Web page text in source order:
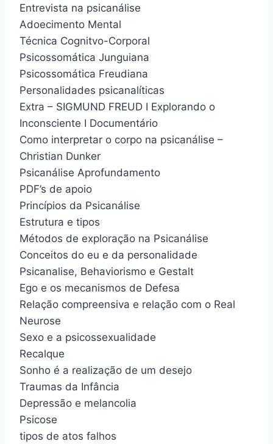
Entrevista na psicanálise
Adoecimento Mental
Técnica Cognitvo-Corporal
Psicossomática Junguiana
Psicossomática Freudiana
Personalidades psicanalíticas
Extra – SIGMUND FREUD I Explorando o
Inconsciente I Documentário
Como interpretar o corpo na psicanálise –
Christian Dunker
Psicanálise Aprofundamento
PDF’s de apoio
Princípios da Psicanálise
Estrutura e tipos
Métodos de exploração na Psicanálise
Conceitos do eu e da personalidade
Psicanalise, Behaviorismo e Gestalt
Ego e os mecanismos de Defesa
Relação compreensiva e relação com o Real
Neurose
Sexo e a psicossexualidade
Recalque
Sonho é a realização de um desejo
Traumas da Infância
Depressão e melancolia
Psicose
tipos de atos falhos